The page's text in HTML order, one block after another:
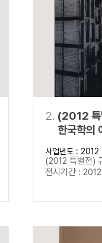
정약용
“정조”와 “정약
색
정약용 “정조” 또는 “
정약용
“정조”가 나온
료를 검색
수 있습니다.
2. (2012 특
한국학의
사업년도 : 2012
(2012 특별전)
전시기간 :